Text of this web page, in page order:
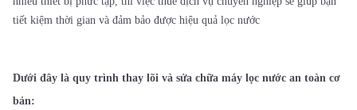
tiết kiệm thời gian và đảm bảo được hiệu quả lọc nước
Dưới đây là quy trình thay lõi và sửa chữa máy lọc nước an toàn cơ
bản: